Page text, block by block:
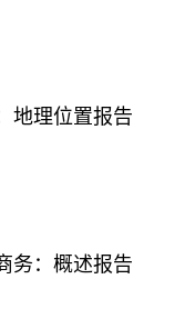
地理位置报告
务：概述报告